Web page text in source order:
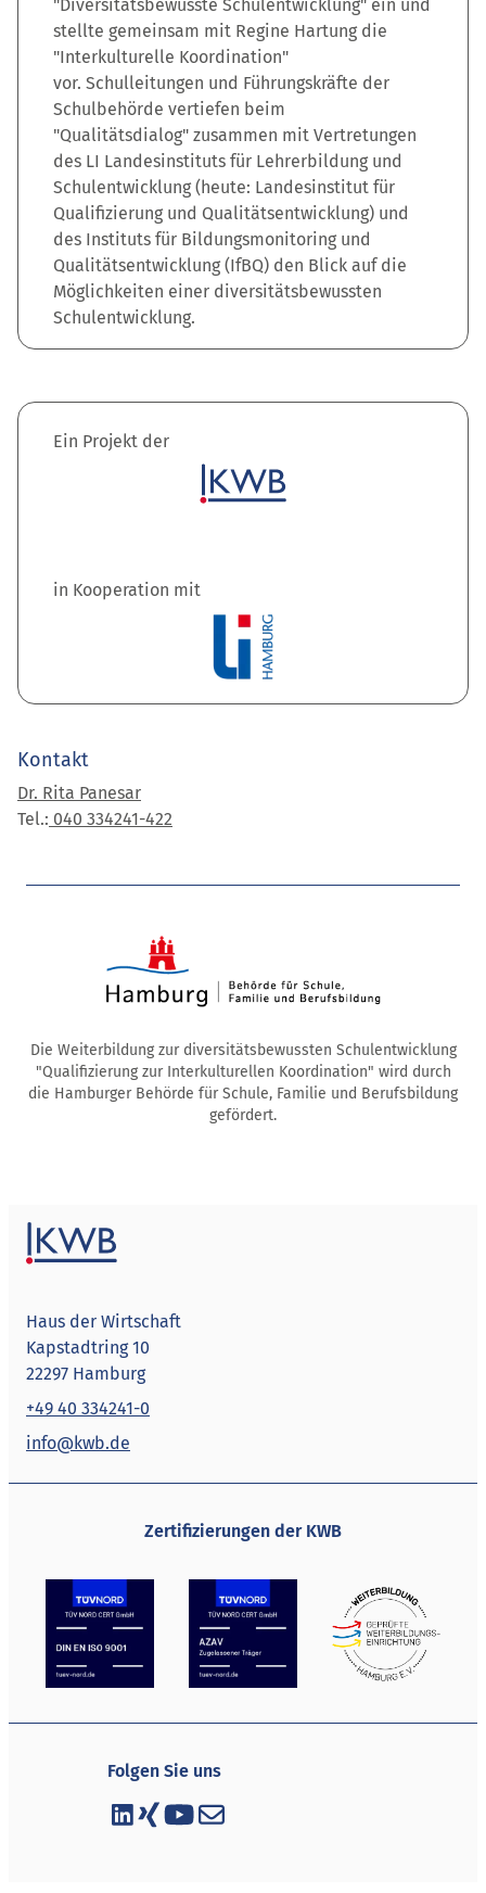
"Diversitätsbewusste Schulentwicklung" ein und
stellte gemeinsam mit Regine Hartung die
"Interkulturelle Koordination"
vor. Schulleitungen und Führungskräfte der
Schulbehörde vertiefen beim
"Qualitätsdialog" zusammen mit Vertretungen
des LI Landesinstituts für Lehrerbildung und
Schulentwicklung (heute: Landesinstitut für
Qualifizierung und Qualitätsentwicklung) und
des Instituts für Bildungsmonitoring und
Qualitätsentwicklung (IfBQ) den Blick auf die
Möglichkeiten einer diversitätsbewussten
Schulentwicklung.
Ein Projekt der
in Kooperation mit
Kontakt
Dr. Rita Panesar
Tel.: 040 334241-422
Die Weiterbildung zur diversitätsbewussten Schulentwicklung
"Qualifizierung zur Interkulturellen Koordination" wird durch
die Hamburger Behörde für Schule, Familie und Berufsbildung
gefördert.
Haus der Wirtschaft
Kapstadtring 10
22297 Hamburg
+49 40 334241-0
info@kwb.de
Zertifizierungen der KWB
Folgen Sie uns